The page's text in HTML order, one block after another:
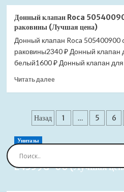
(Лучшая
цена)
клапан
Roca
505401000
click-
clack
раковины
Донный клапан Roca
раковины (Лучшая цена)
Донный клапан Roca 505400900
раковины2340 ₽ Донный клапан
белый1600 ₽ Донный клапан для
Читать далееПрочитать
клапан
Roca
click-
для
Пагинация
записей
Назад 1 … 5 6
Унитазы
Сиденье для унитаза
E4359G-00 (Лучшая